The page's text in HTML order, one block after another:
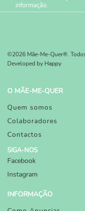
informação.
©2026 Mãe-Me-Quer®.
Developed by Happy
O MÃE-ME-QUER
Quem somos
Colaboradores
Contactos
SIGA-NOS
Facebook
Instagram
INFORMAÇÃO